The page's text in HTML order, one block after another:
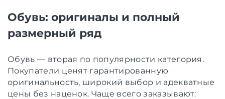
Обувь: оригиналы и полный
размерный ряд
Обувь — вторая по популярности категория.
Покупатели ценят гарантированную
оригинальность, широкий выбор и адекватные
цены без наценок. Чаще всего заказывают: